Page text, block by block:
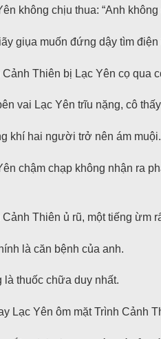
không chịu thua: “Anh
giụa muốn đứng dậy tìm
Cảnh Thiên bị Lạc Yên cọ qua
vai Lạc Yên trĩu nặng, cô
khí hai người trở nên ám muội.
chậm chạp không nhận ra
Cảnh Thiên ủ rũ, một tiếng ừm
là căn bệnh của anh.
là thuốc chữa duy nhất.
Lạc Yên ôm mặt Trình Cảnh